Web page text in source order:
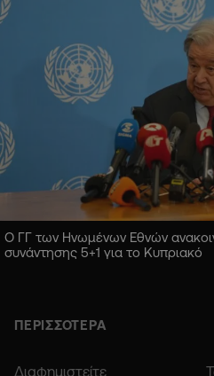
Ο ΓΓ των Ηνωμένων Εθνών
συνάντησης 5+1 για το Κυπριακό
ΠΕΡΙΣΣΟΤΕΡΑ
Διαφημιστείτε